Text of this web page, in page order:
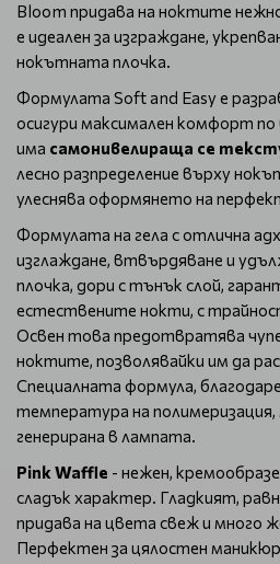
Bloom придава на ноктите
е идеален за изграждане,
нокътната плочка.
Формулата Soft and Easy е
осигури максимален комфорт
има самонивелираща се
лесно разпределение върху
улеснява оформянето на
Формулата на гела с отлична
изглаждане, втвърдяване и
плочка, дори с тънък слой,
естествените нокти, с
Освен това предотвратява
ноктите, позволявайки им да
Специалната формула,
температура на
генерирана в лампата.
Pink Waffle - нежен,
сладък характер. Гладкият,
придава на цвета свеж и много
Перфектен за цялостен